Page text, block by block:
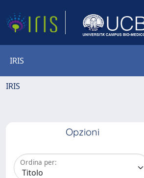
IRIS
IRIS
Opzioni
Ordina per: